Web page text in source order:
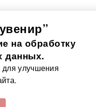
на сайте, в том
влечет
ст. 1250-1252 ГК
УК РФ
Контакты
обработки
на обработку
данных.
улучшения